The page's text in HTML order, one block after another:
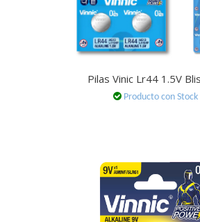
Pilas Vinic Lr44 1.5V
Producto con Stock